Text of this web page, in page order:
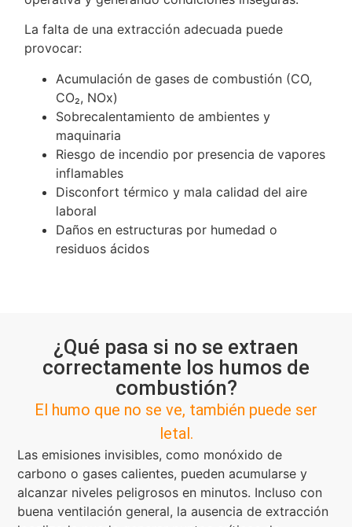
La falta de una extracción adecuada puede
provocar:
Acumulación de gases de combustión (CO,
CO₂, NOx)
Sobrecalentamiento de ambientes y
maquinaria
Riesgo de incendio por presencia de vapores
inflamables
Disconfort térmico y mala calidad del aire
laboral
Daños en estructuras por humedad o
residuos ácidos
¿Qué pasa si no se extraen
correctamente los humos de
combustión?
El humo que no se ve, también puede ser
letal.
Las emisiones invisibles, como monóxido de
carbono o gases calientes, pueden acumularse y
alcanzar niveles peligrosos en minutos. Incluso con
buena ventilación general, la ausencia de extracción